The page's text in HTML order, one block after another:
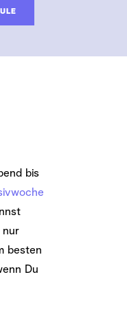
bis
nur
besten
Du